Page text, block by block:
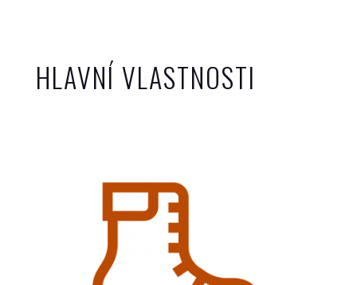
HLAVNÍ VLASTNOSTI